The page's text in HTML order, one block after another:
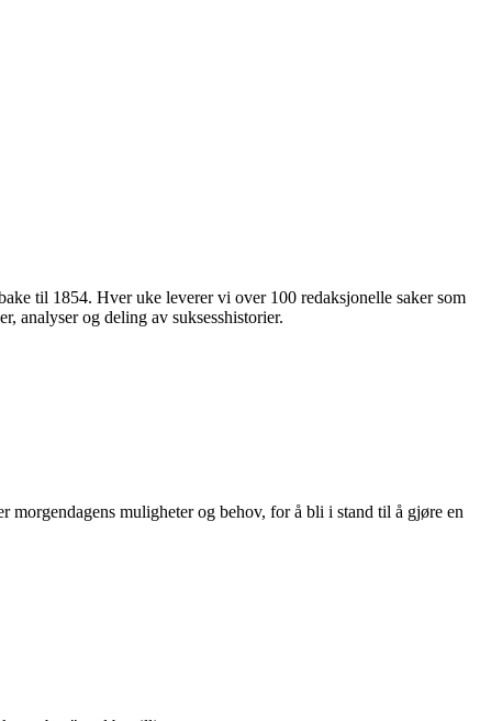
til 1854. Hver uke leverer vi over 100 redaksjonelle saker som
analyser og deling av suksesshistorier.
muligheter og behov, for å bli i stand til å gjøre en